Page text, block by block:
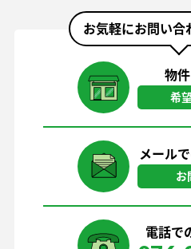
お気軽にお問い合
物
希
メール
お
電話で